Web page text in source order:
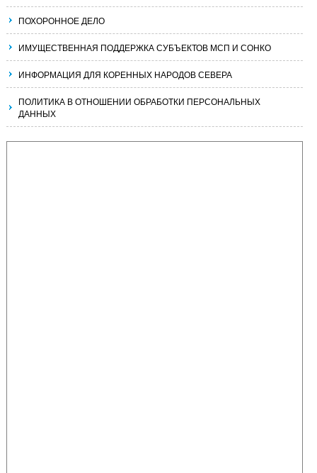
ПОХОРОННОЕ ДЕЛО
ИМУЩЕСТВЕННАЯ ПОДДЕРЖКА СУБЪЕКТОВ МСП И СОНКО
ИНФОРМАЦИЯ ДЛЯ КОРЕННЫХ НАРОДОВ СЕВЕРА
ПОЛИТИКА В ОТНОШЕНИИ ОБРАБОТКИ ПЕРСОНАЛЬНЫХ
ДАННЫХ